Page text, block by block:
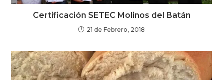
Certificación SETEC Molinos del Batán
21 de Febrero, 2018